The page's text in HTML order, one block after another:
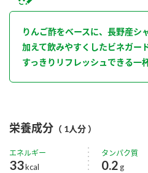
りんご酢をベースに、長野産シ
加えて飲みやすくしたビネガー
すっきりリフレッシュできる一
栄養成分 （ 1人分 ）
エネルギー
33kcal
タンパク質
0.2 g